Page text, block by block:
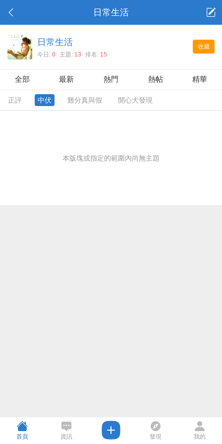
日常生活
收藏
日常生活
今日: 0 主題: 13 排名: 15
全部 最新 熱門 熱帖 精華
正評 中伏 難分真與假 開心大發現
本版塊或指定的範圍內尚無主題
首頁 資訊 發現 我的